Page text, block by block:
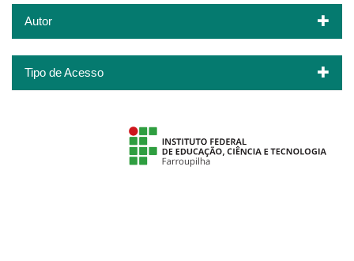
Autor
Tipo de Acesso